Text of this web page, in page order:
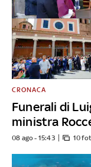
Funerali di
ministra
CRONACA
08 ago - 15:43 10